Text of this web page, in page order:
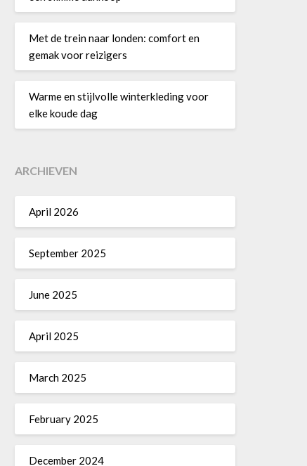
Met de trein naar londen: comfort en
gemak voor reizigers
Warme en stijlvolle winterkleding voor
elke koude dag
ARCHIEVEN
April 2026
September 2025
June 2025
April 2025
March 2025
February 2025
December 2024